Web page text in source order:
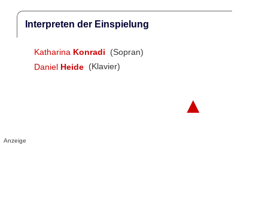
Interpreten der Einspielung
Katharina Konradi
(Sopran)
Daniel Heide (Klavier)
▲
Anzeige